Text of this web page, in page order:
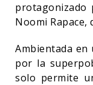
protagonizado
Noomi
Ambientada
por la
solo permite